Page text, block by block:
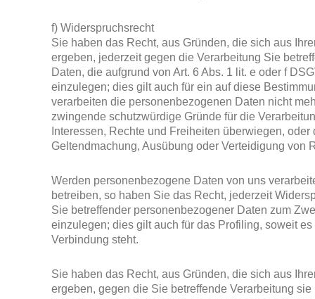
f) Widerspruchsrecht
Sie haben das Recht, aus Gründen, die sich aus
ergeben, jederzeit gegen die Verarbeitung Sie
Daten, die aufgrund von Art. 6 Abs. 1 lit. e oder f
einzulegen; dies gilt auch für ein auf diese
verarbeiten die personenbezogenen Daten nicht
zwingende schutzwürdige Gründe für die
Interessen, Rechte und Freiheiten überwiegen,
Geltendmachung, Ausübung oder Verteidigung von
Werden personenbezogene Daten von uns
betreiben, so haben Sie das Recht, jederzeit
Sie betreffender personenbezogener Daten zum
einzulegen; dies gilt auch für das Profiling, soweit
Verbindung steht.
Sie haben das Recht, aus Gründen, die sich aus
ergeben, gegen die Sie betreffende Verarbeitung sie